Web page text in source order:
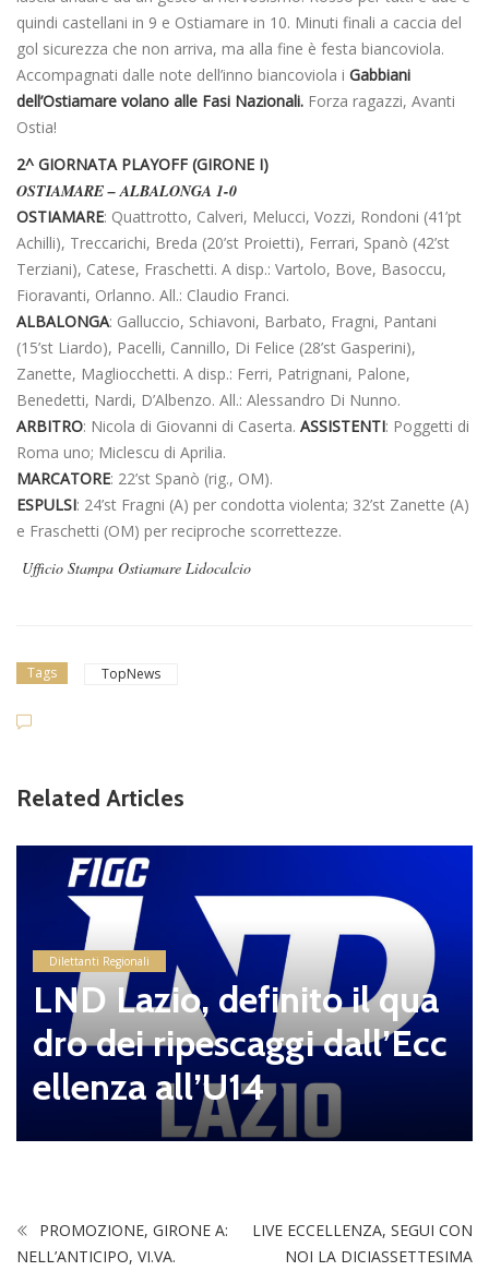
quindi castellani in 9 e Ostiamare in 10. Minuti finali a caccia del
gol sicurezza che non arriva, ma alla fine è festa biancoviola.
Accompagnati dalle note dell’inno biancoviola i Gabbiani
dell’Ostiamare volano alle Fasi Nazionali. Forza ragazzi, Avanti
Ostia!
2^ GIORNATA PLAYOFF (GIRONE I)
OSTIAMARE – ALBALONGA 1-0
OSTIAMARE: Quattrotto, Calveri, Melucci, Vozzi, Rondoni (41’pt
Achilli), Treccarichi, Breda (20’st Proietti), Ferrari, Spanò (42’st
Terziani), Catese, Fraschetti. A disp.: Vartolo, Bove, Basoccu,
Fioravanti, Orlanno. All.: Claudio Franci.
ALBALONGA: Galluccio, Schiavoni, Barbato, Fragni, Pantani
(15’st Liardo), Pacelli, Cannillo, Di Felice (28’st Gasperini),
Zanette, Magliocchetti. A disp.: Ferri, Patrignani, Palone,
Benedetti, Nardi, D’Albenzo. All.: Alessandro Di Nunno.
ARBITRO: Nicola di Giovanni di Caserta. ASSISTENTI: Poggetti di
Roma uno; Miclescu di Aprilia.
MARCATORE: 22’st Spanò (rig., OM).
ESPULSI: 24’st Fragni (A) per condotta violenta; 32’st Zanette (A)
e Fraschetti (OM) per reciproche scorrettezze.
Ufficio Stampa Ostiamare Lidocalcio
Tags TopNews
Related Articles
Dilettanti Regionali
LND Lazio, definito il qua
dro dei ripescaggi dall’Ecc
ellenza all’U14
PROMOZIONE, GIRONE A:
NELL’ANTICIPO, VI.VA.
LIVE ECCELLENZA, SEGUI CON
NOI LA DICIASSETTESIMA